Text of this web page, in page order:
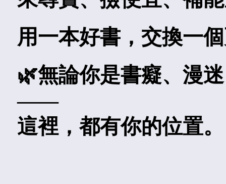
用一本好書，交換一
🌿無論你是書癡、漫
——
這裡，都有你的位置。